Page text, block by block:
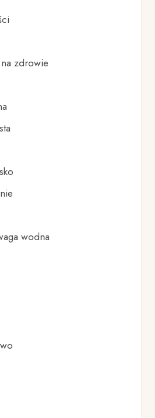
zdrowie
wodna